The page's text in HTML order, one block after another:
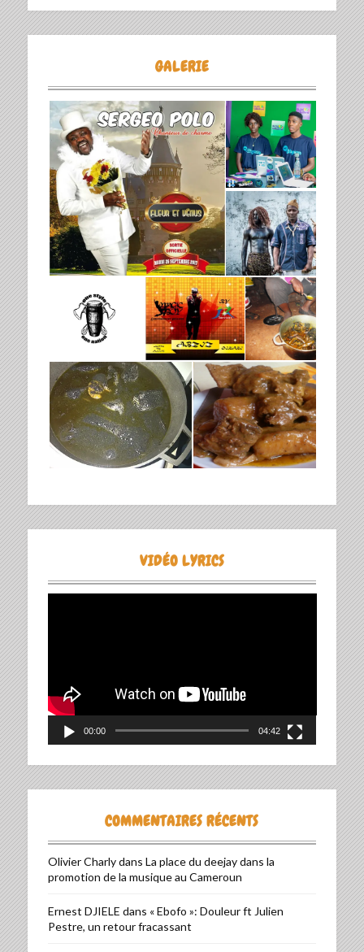
GALERIE
VIDÉO LYRICS
00:00 04:42
COMMENTAIRES RÉCENTS
Olivier Charlydans La place du deejay dans la
promotion de la musique au Cameroun
Ernest DJIELE dans « Ebofo »: Douleur ft Julien
Pestre, un retour fracassant